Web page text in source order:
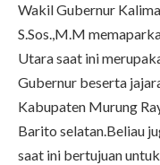
Wakil Gubernur
S.Sos.,M.M
Utara saat ini
Gubernur beserta
Kabupaten Murung
Barito selatan.Beliau
saat ini bertujuan